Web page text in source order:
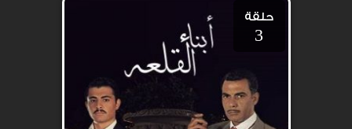
حلقة
3